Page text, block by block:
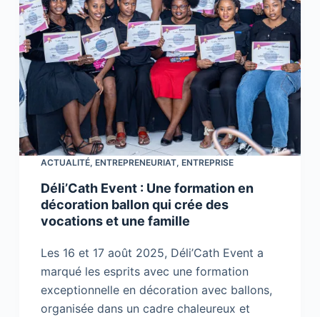
ACTUALITÉ, ENTREPRENEURIAT, ENTREPRISE
Déli’Cath Event : Une formation en
décoration ballon qui crée des
vocations et une famille
Les 16 et 17 août 2025, Déli’Cath Event a
marqué les esprits avec une formation
exceptionnelle en décoration avec ballons,
organisée dans un cadre chaleureux et